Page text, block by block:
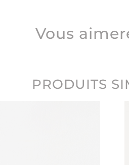
Vous
PRODUITS